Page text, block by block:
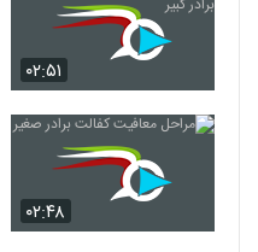
۰۲:۵۱
۰۲:۴۸